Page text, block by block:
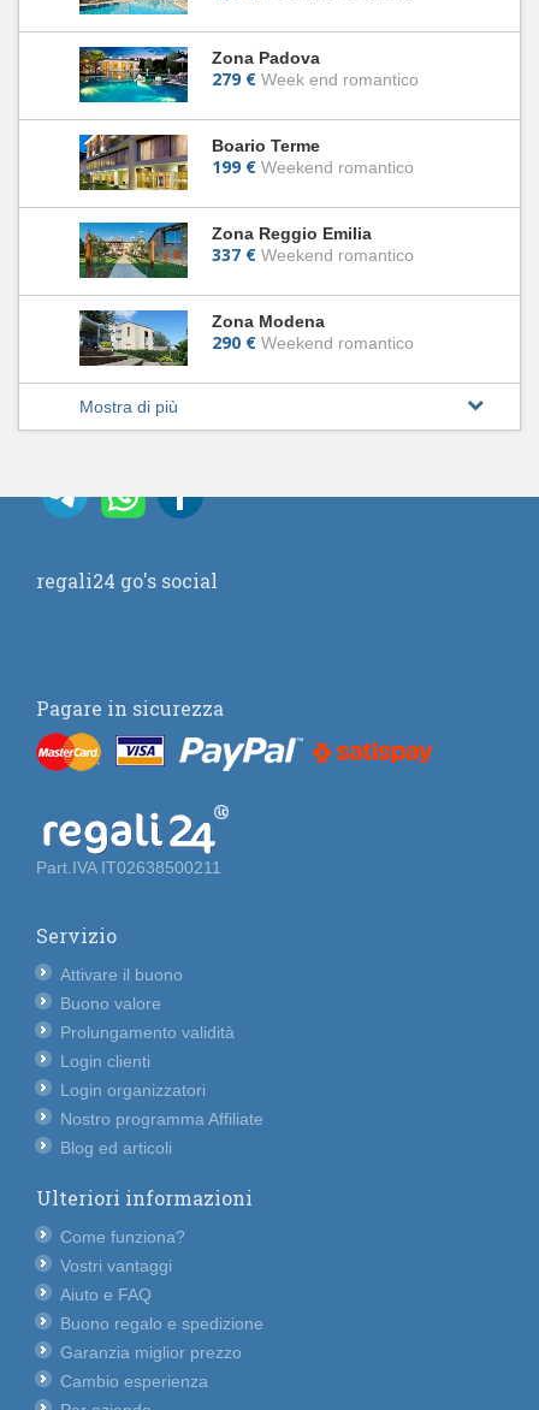
Zona Padova
279 € Week end romantico
Boario Terme
199 € Weekend romantico
Zona Reggio Emilia
337 € Weekend romantico
Zona Modena
290 € Weekend romantico
Mostra di più
regali24 go's social
Pagare in sicurezza
Part.IVA IT02638500211
Servizio
Attivare il buono
Buono valore
Prolungamento validità
Login clienti
Login organizzatori
Nostro programma Affiliate
Blog ed articoli
Ulteriori informazioni
Come funziona?
Vostri vantaggi
Aiuto e FAQ
Buono regalo e spedizione
Garanzia miglior prezzo
Cambio esperienza